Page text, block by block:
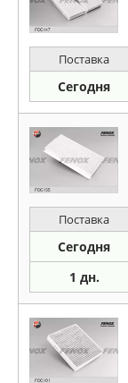
Поставка
Сегодня
Поставка
Сегодня
1 дн.